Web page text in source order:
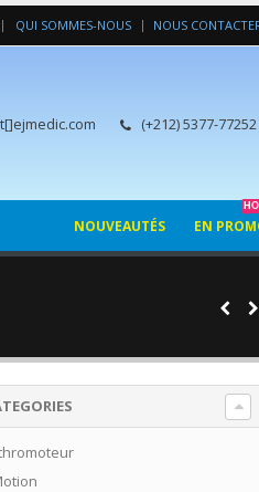
| QUI SOMMES-NOUS NOUS
(+212) 5377-77252
NOUVEAUTÉS EN